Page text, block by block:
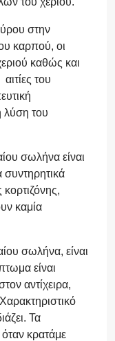
στην
καρπού, οι
καθώς και
του
λύση του
σωλήνα είναι
συντηρητικά
καμία
σωλήνα, είναι
είναι
αντίχειρα,
Τα
όταν κρατάμε